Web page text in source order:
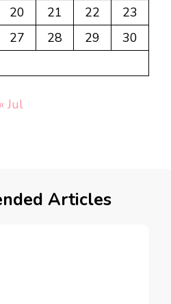
20 21 22
23
27 28 29
30
« Jul
Articles